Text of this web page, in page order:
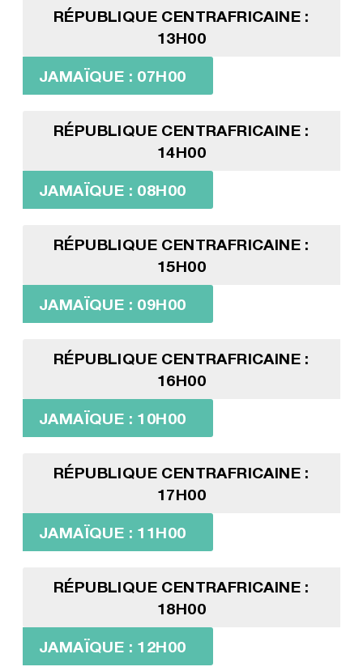
RÉPUBLIQUE CENTRAFRICAINE :
13H00
JAMAÏQUE : 07H00
RÉPUBLIQUE CENTRAFRICAINE :
14H00
JAMAÏQUE : 08H00
RÉPUBLIQUE CENTRAFRICAINE :
15H00
JAMAÏQUE : 09H00
RÉPUBLIQUE CENTRAFRICAINE :
16H00
JAMAÏQUE : 10H00
RÉPUBLIQUE CENTRAFRICAINE :
17H00
JAMAÏQUE : 11H00
RÉPUBLIQUE CENTRAFRICAINE :
18H00
JAMAÏQUE : 12H00